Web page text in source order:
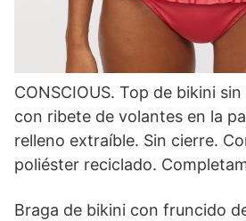
CONSCIOUS. Top de bikini
con ribete de volantes en la
relleno extraíble. Sin cierre.
poliéster reciclado.
Braga de bikini con fruncido